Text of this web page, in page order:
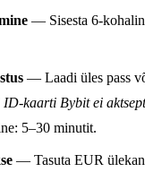
— Sisesta 6-
— Laadi üles pass
ID-kaarti Bybit ei
5–30 minutit.
— Tasuta EUR